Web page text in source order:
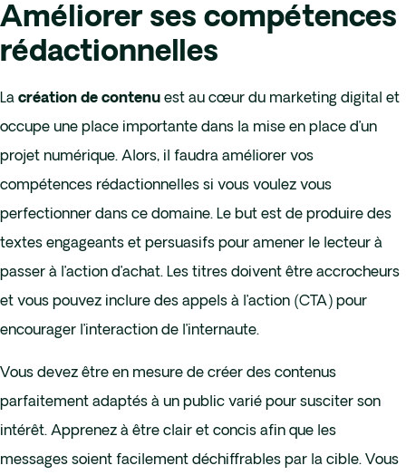
Améliorer ses compétences
rédactionnelles
La création de contenu est au cœur du marketing digital et
occupe une place importante dans la mise en place d’un
projet numérique. Alors, il faudra améliorer vos
compétences rédactionnelles si vous voulez vous
perfectionner dans ce domaine. Le but est de produire des
textes engageants et persuasifs pour amener le lecteur à
passer à l’action d’achat. Les titres doivent être accrocheurs
et vous pouvez inclure des appels à l’action (CTA) pour
encourager l’interaction de l’internaute.
Vous devez être en mesure de créer des contenus
parfaitement adaptés à un public varié pour susciter son
intérêt. Apprenez à être clair et concis afin que les
messages soient facilement déchiffrables par la cible. Vous